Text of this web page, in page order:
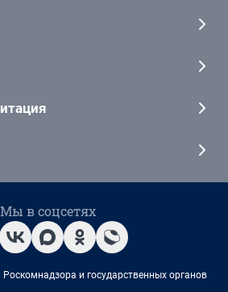
Мы в соцсетях
и государственных органов